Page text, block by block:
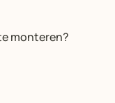
monteren?